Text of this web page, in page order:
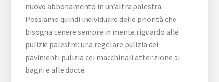
nuovo abbonamento in un’altra palestra.
Possiamo quindi individuare delle priorità che
bisogna tenere sempre in mente riguardo alle
pulizie palestre: una regolare pulizia dei
pavimenti pulizia dei macchinari attenzione ai
bagni e alle docce